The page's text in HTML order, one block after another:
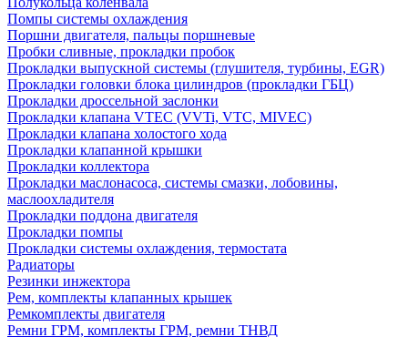
Помпы системы охлаждения
Поршни двигателя, пальцы поршневые
Пробки сливные, прокладки пробок
Прокладки выпускной системы (глушителя, турбины, EGR)
Прокладки головки блока цилиндров (прокладки ГБЦ)
Прокладки дроссельной заслонки
Прокладки клапана VTEC (VVTi, VTC, MIVEC)
Прокладки клапана холостого хода
Прокладки клапанной крышки
Прокладки коллектора
Прокладки маслонасоса, системы смазки, лобовины,
маслоохладителя
Прокладки поддона двигателя
Прокладки помпы
Прокладки системы охлаждения, термостата
Радиаторы
Резинки инжектора
Рем, комплекты клапанных крышек
Ремкомплекты двигателя
Ремни ГРМ, комплекты ГРМ, ремни ТНВД